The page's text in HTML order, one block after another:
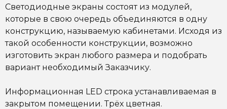
Светодиодные экраны состоят из модулей,
которые в свою очередь объединяются в одну
конструкцию, называемую кабинетами. Исходя из
такой особенности конструкции, возможно
изготовить экран любого размера и подобрать
вариант необходимый Заказчику.
Информационная LED строка устанавливаемая в
закрытом помещении. Трёх цветная.